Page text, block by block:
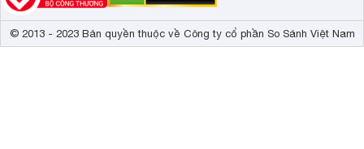
© 2013 - 2023 Bản quyền thuộc về Công ty cổ phần So Sánh Việt Nam